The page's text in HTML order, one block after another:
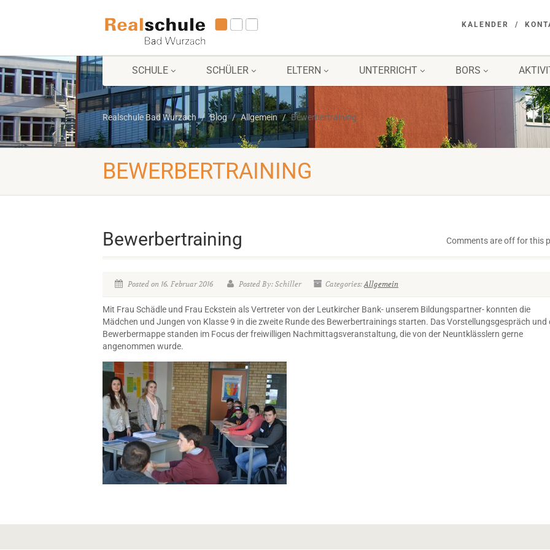
KALENDER
SCHULE SCHÜLER ELTERN UNTERRICHT BORS
Realschule Bad Wurzach Blog Allgemein Bewerbertraining
BEWERBERTRAINING
Comments are off for this
Bewerbertraining
Posted on 16. Februar 2016 Posted By: Schiller Categories:Allgemein
Mit Frau Schädle und Frau Eckstein als Vertreter von der Leutkircher Bank- unserem Bildungspartner- konnten die
Mädchen und Jungen von Klasse 9 in die zweite Runde des Bewerbertrainings starten. Das Vorstellungsgespräch und
Bewerbermappe standen im Focus der freiwilligen Nachmittagsveranstaltung, die von der Neuntklässlern gerne
angenommen wurde.